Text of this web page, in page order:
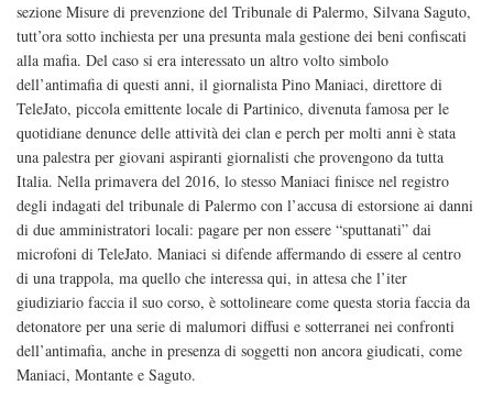
sezione Misure di prevenzione del Tribunale di Palermo, Silvana Saguto,
tutt’ora sotto inchiesta per una presunta mala gestione dei beni confiscati
alla mafia. Del caso si era interessato un altro volto simbolo
dell’antimafia di questi anni, il giornalista Pino Maniaci, direttore di
TeleJato, piccola emittente locale di Partinico, divenuta famosa per le
quotidiane denunce delle attività dei clan e perch per molti anni è stata
una palestra per giovani aspiranti giornalisti che provengono da tutta
Italia. Nella primavera del 2016, lo stesso Maniaci finisce nel registro
degli indagati del tribunale di Palermo con l’accusa di estorsione ai danni
di due amministratori locali: pagare per non essere “sputtanati” dai
microfoni di TeleJato. Maniaci si difende affermando di essere al centro
di una trappola, ma quello che interessa qui, in attesa che l’iter
giudiziario faccia il suo corso, è sottolineare come questa storia faccia da
detonatore per una serie di malumori diffusi e sotterranei nei confronti
dell’antimafia, anche in presenza di soggetti non ancora giudicati, come
Maniaci, Montante e Saguto.